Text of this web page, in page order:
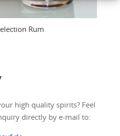
Rum
high quality spirits? Feel
directly by e-mail to: